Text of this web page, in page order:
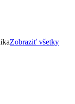
Zobraziť všetky